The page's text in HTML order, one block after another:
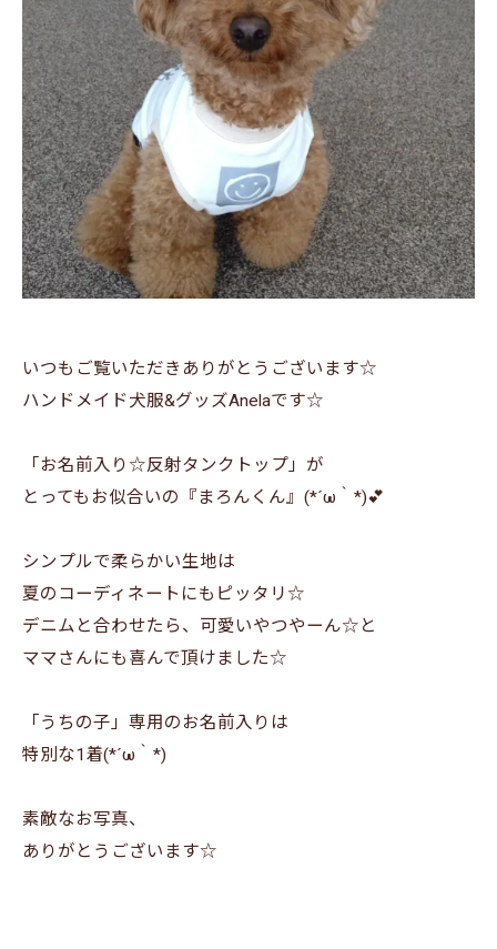
いつもご覧いただきありがとうございます☆
ハンドメイド犬服&グッズAnelaです☆
「お名前入り☆反射タンクトップ」が
とってもお似合いの『まろんくん』(*´ω｀*)💕
シンプルで柔らかい生地は
夏のコーディネートにもピッタリ☆
デニムと合わせたら、可愛いやつやーん☆と
ママさんにも喜んで頂けました☆
「うちの子」専用のお名前入りは
特別な1着(*´ω｀*)
素敵なお写真、
ありがとうございます☆